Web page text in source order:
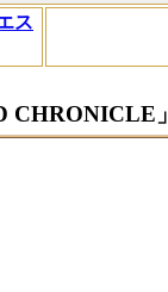
ス
CHRONICLE」